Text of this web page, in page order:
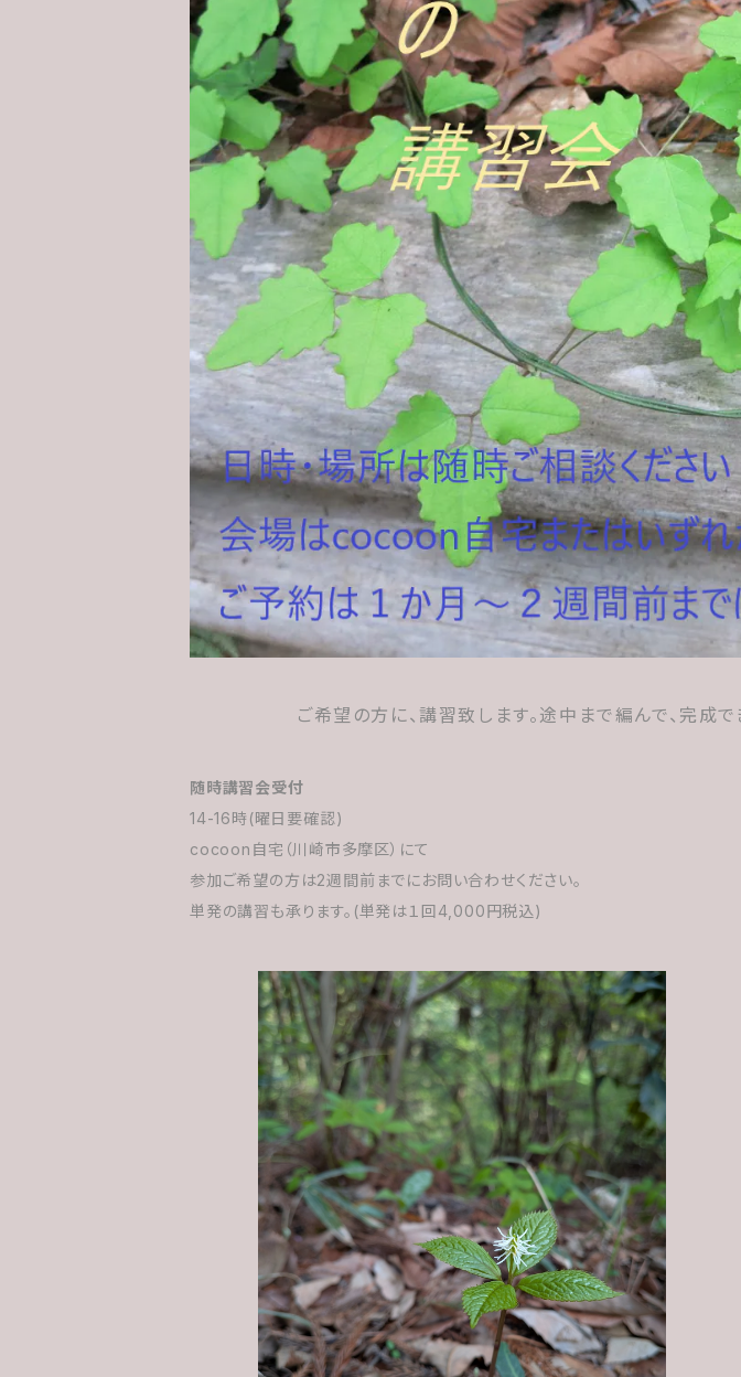
ご希望の方に、講習致します。途中まで編んで、完成
随時講習会受付
14-16時(曜日要確認)
cocoon自宅（川崎市多摩区）にて
参加ご希望の方は2週間前までにお問い合わせください。
単発の講習も承ります。(単発は１回4,000円税込)
cocoon編み物教室
¥4,000